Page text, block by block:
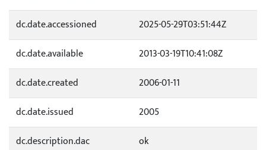
dc.date.accessioned
2025-05-29T03:51:44Z
dc.date.available
2013-03-19T10:41:08Z
dc.date.created
2006-01-11
dc.date.issued
2005
dc.description.dac
ok